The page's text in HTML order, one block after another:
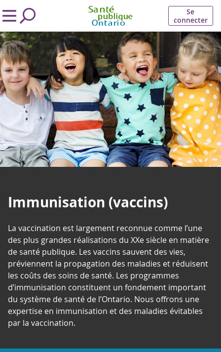
Se
connecter
Immunisation (vaccins)
La vaccination est largement reconnue comme l’une
des plus grandes réalisations du XXe siècle en matière
de santé publique. Les vaccins sauvent des vies,
préviennent la propagation des maladies et réduisent
les coûts des soins de santé. Les programmes
d’immunisation constituent un fondement important
du système de santé de l’Ontario. Nous offrons une
expertise en immunisation et des maladies évitables
par la vaccination.